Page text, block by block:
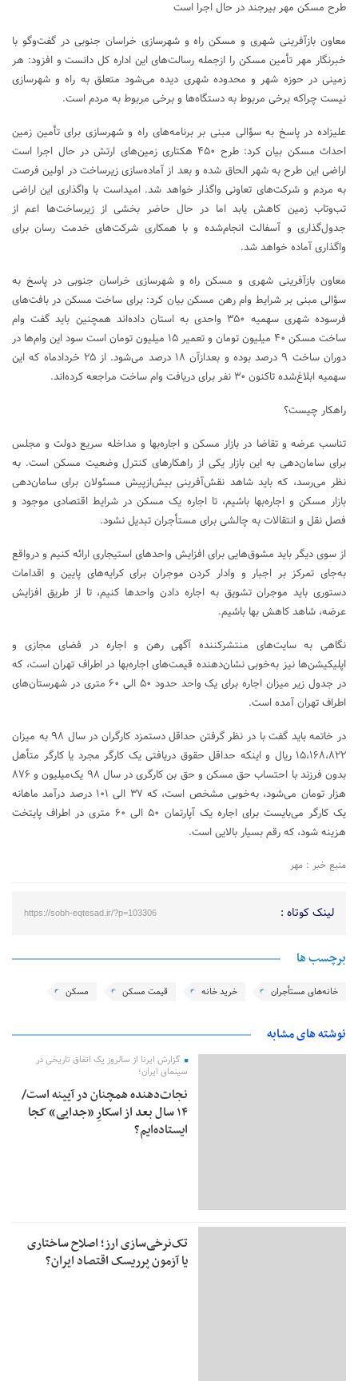
طرح مسکن مهر بیرجند در حال اجرا است
معاون بازآفرینی شهری و مسکن راه و شهرسازی خراسان جنوبی در گفت‌وگو با
خبرنگار مهر تأمین مسکن را ازجمله رسالت‌های این اداره کل دانست و افزود: هر
زمینی در حوزه شهر و محدوده شهری دیده می‌شود متعلق به راه و شهرسازی
نیست چراکه برخی مربوط به دستگاه‌ها و برخی مربوط به مردم است.
علیزاده در پاسخ به سؤالی مبنی بر برنامه‌های راه و شهرسازی برای تأمین زمین
احداث مسکن بیان کرد: طرح ۴۵۰ هکتاری زمین‌های ارتش در حال اجرا است
اراضی این طرح به شهر الحاق شده و بعد از آماده‌سازی زیرساخت در اولین فرصت
به مردم و شرکت‌های تعاونی واگذار خواهد شد. امیداست با واگذاری این اراضی
تب‌وتاب زمین کاهش یابد اما در حال حاضر بخشی از زیرساخت‌ها اعم از
جدول‌گذاری و آسفالت انجام‌شده و با همکاری شرکت‌های خدمت رسان برای
واگذاری آماده خواهد شد.
معاون بازآفرینی شهری و مسکن راه و شهرسازی خراسان جنوبی در پاسخ به
سؤالی مبنی بر شرایط وام رهن مسکن بیان کرد: برای ساخت مسکن در بافت‌های
فرسوده شهری سهمیه ۳۵۰ واحدی به استان داده‌اند همچنین باید گفت وام
ساخت مسکن ۴۰ میلیون تومان و تعمیر ۱۵ میلیون تومان است سود این وام‌ها در
دوران ساخت ۹ درصد بوده و بعدازآن ۱۸ درصد می‌شود. از ۲۵ خردادماه که این
سهمیه ابلاغ‌شده تاکنون ۳۰ نفر برای دریافت وام ساخت مراجعه کرده‌اند.
راهکار چیست؟
تناسب عرضه و تقاضا در بازار مسکن و اجاره‌بها و مداخله سریع دولت و مجلس
برای سامان‌دهی به این بازار یکی از راهکارهای کنترل وضعیت مسکن است. به
نظر می‌رسد، که باید شاهد نقش‌آفرینی بیش‌ازپیش مسئولان برای سامان‌دهی
بازار مسکن و اجاره‌بها باشیم، تا اجاره یک مسکن در شرایط اقتصادی موجود و
فصل نقل و انتقالات به چالشی برای مستأجران تبدیل نشود.
از سوی دیگر باید مشوق‌هایی برای افزایش واحدهای استیجاری ارائه کنیم و درواقع
به‌جای تمرکز بر اجبار و وادار کردن موجران برای کرایه‌های پایین و اقدامات
دستوری باید موجران تشویق به اجاره دادن واحدها کنیم، تا از طریق افزایش
عرضه، شاهد کاهش بها باشیم.
نگاهی به سایت‌های منتشرکننده آگهی رهن و اجاره در فضای مجازی و
اپلیکیشن‌ها نیز به‌خوبی نشان‌دهنده قیمت‌های اجاره‌بها در اطراف تهران است، که
در جدول زیر میزان اجاره برای یک واحد حدود ۵۰ الی ۶۰ متری در شهرستان‌های
اطراف تهران آمده است.
در خاتمه باید گفت با در نظر گرفتن حداقل دستمزد کارگران در سال ۹۸ به میزان
۱۵،۱۶۸،۸۲۲ ریال و اینکه حداقل حقوق دریافتی یک کارگر مجرد یا کارگر متأهل
بدون فرزند با احتساب حق مسکن و حق بن کارگری در سال ۹۸ یک‌میلیون و ۸۷۶
هزار تومان می‌شود، به‌خوبی مشخص است، که ۳۷ الی ۱۰۱ درصد درآمد ماهانه
یک کارگر می‌بایست برای اجاره یک آپارتمان ۵۰ الی ۶۰ متری در اطراف پایتخت
هزینه شود، که رقم بسیار بالایی است.
منبع خبر : مهر
لینک کوتاه : https://sobh-eqtesad.ir/?p=103306
برچسب ها
خانه‌های مستأجران خرید خانه قیمت مسکن مسکن
نوشته های مشابه
گزارش ایرنا از سالروز یک اتفاق تاریخی در
سینمای ایران؛
نجات‌دهنده‌ همچنان در آیینه است/
۱۴ سال بعد از اسکارِ «جدایی» کجا
ایستاده‌ایم؟
تک‌نرخی‌سازی ارز؛ اصلاح ساختاری
یا آزمون پرریسک اقتصاد ایران؟